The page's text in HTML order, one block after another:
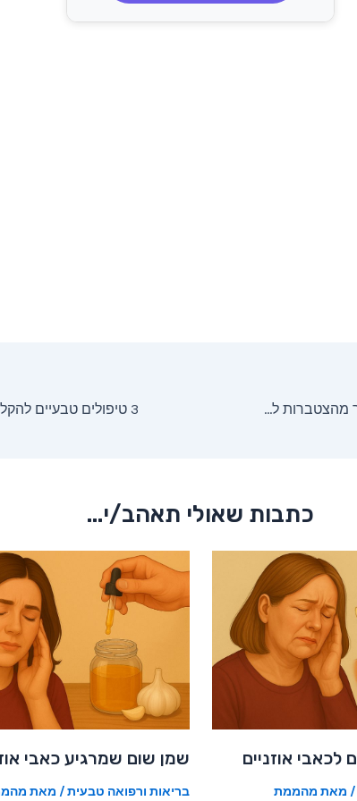
3 טיפולים יעילים להיפטר מהצטברות ליחה
כתבות שאולי תאהב/י...
/ מאת מהממת
שמן שום שמרגיע כאבי
בריאות ורפואה טבעית/ מאת